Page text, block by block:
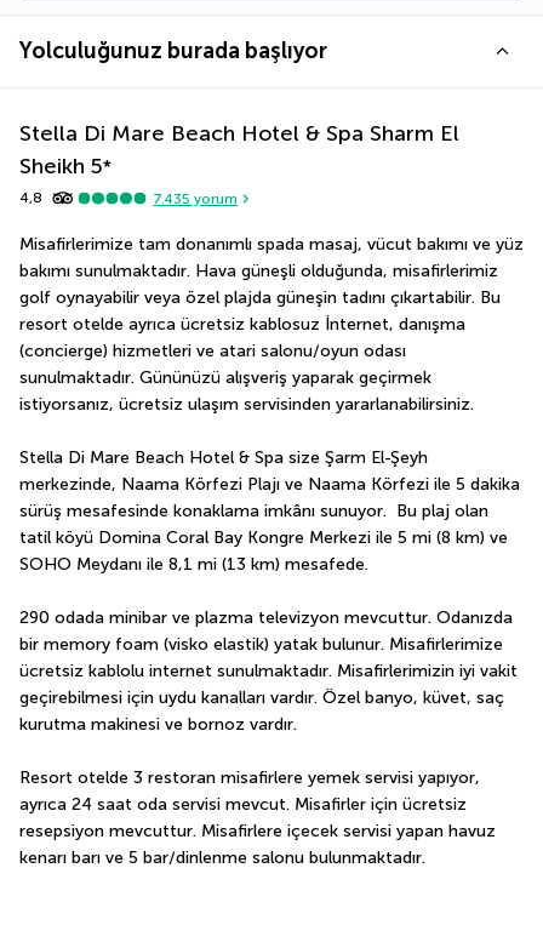
Yolculuğunuz burada başlıyor
Stella Di Mare Beach Hotel & Spa Sharm El
Sheikh 5*
4,8 7.435 yorum
Misafirlerimize tam donanımlı spada masaj, vücut bakımı ve yüz
bakımı sunulmaktadır. Hava güneşli olduğunda, misafirlerimiz
golf oynayabilir veya özel plajda güneşin tadını çıkartabilir. Bu
resort otelde ayrıca ücretsiz kablosuz İnternet, danışma
(concierge) hizmetleri ve atari salonu/oyun odası
sunulmaktadır. Gününüzü alışveriş yaparak geçirmek
istiyorsanız, ücretsiz ulaşım servisinden yararlanabilirsiniz.
Stella Di Mare Beach Hotel & Spa size Şarm El-Şeyh
merkezinde, Naama Körfezi Plajı ve Naama Körfezi ile 5 dakika
sürüş mesafesinde konaklama imkânı sunuyor.  Bu plaj olan
tatil köyü Domina Coral Bay Kongre Merkezi ile 5 mi (8 km) ve
SOHO Meydanı ile 8,1 mi (13 km) mesafede.
290 odada minibar ve plazma televizyon mevcuttur. Odanızda
bir memory foam (visko elastik) yatak bulunur. Misafirlerimize
ücretsiz kablolu internet sunulmaktadır. Misafirlerimizin iyi vakit
geçirebilmesi için uydu kanalları vardır. Özel banyo, küvet, saç
kurutma makinesi ve bornoz vardır.
Resort otelde 3 restoran misafirlere yemek servisi yapıyor,
ayrıca 24 saat oda servisi mevcut. Misafirler için ücretsiz
resepsiyon mevcuttur. Misafirlere içecek servisi yapan havuz
kenarı barı ve 5 bar/dinlenme salonu bulunmaktadır.